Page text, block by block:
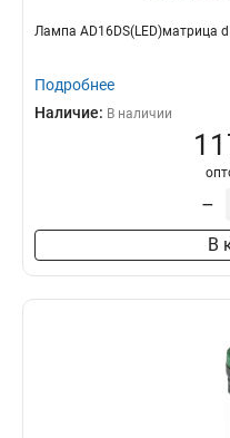
Лампа AD16DS(LED)матрица
Подробнее
Наличие: В наличии
–
В